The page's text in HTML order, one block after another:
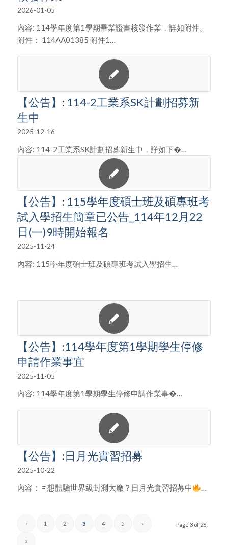
2026-01-05
內容: 114學年度第1學期畢業證書核發作業，詳如附件。
附件： 114AA01385 附件1…
【公告】: 114-2工業系SK計劃招募新
生中
2025-12-16
內容: 114-2工業系SK計劃招募新生中，詳如下�…
【公告】: 115學年度碩士班及碩專班考
試入學招生簡章已公告_114年12月22
日(一)9時開始報名
2025-11-24
內容: 115學年度碩士班及碩專班考試入學招生…
【公告】:114學年度第1學期學生停修
申請作業事宜
2025-11-05
內容: 114學年度第1學期學生停修申請作業事�…
【公告】:日月光實習招募
2025-10-22
內容： = 想體驗世界級封測大廠？日月光實習招募中 …
Page 3 of 26
‹ 1 2 3 4 5 ›
»